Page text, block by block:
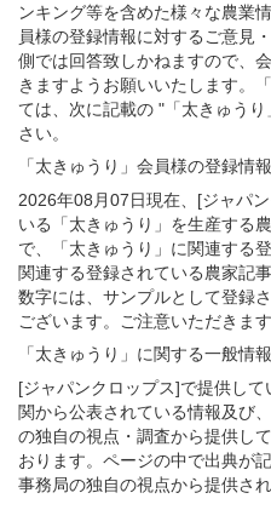
ンキング等を含めた様々な農業
員様の登録情報に対するご意見
側では回答致しかねますので、
きますようお願いいたします。
ては、次に記載の "「太きゅう
さい。
「太きゅうり」会員様の登録情報
2026年08月07日現在、[ジャパ
いる「太きゅうり」を生産する
で、「太きゅうり」に関連する
関連する登録されている農家記
数字には、サンプルとして登録
ございます。ご注意いただきま
「太きゅうり」に関する一般情報
[ジャパンクロップス]で提供し
関から公表されている情報及び
の独自の視点・調査から提供し
おります。ページの中で出典が
事務局の独自の視点から提供さ